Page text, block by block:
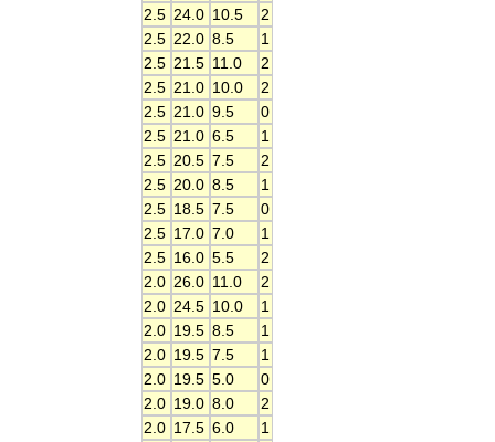
2.5 24.0 10.5
2
2.5 22.0 8.5
1
2.5 21.5 11.0
2
2.5 21.0 10.0
2
2.5 21.0 9.5
0
2.5 21.0 6.5
1
2.5 20.5 7.5
2
2.5 20.0 8.5
1
2.5 18.5 7.5
0
2.5 17.0 7.0
1
2.5 16.0 5.5
2
2.0 26.0 11.0
2
2.0 24.5 10.0
1
2.0 19.5 8.5
1
2.0 19.5 7.5
1
2.0 19.5 5.0
0
2.0 19.0 8.0
2
2.0 17.5 6.0
1